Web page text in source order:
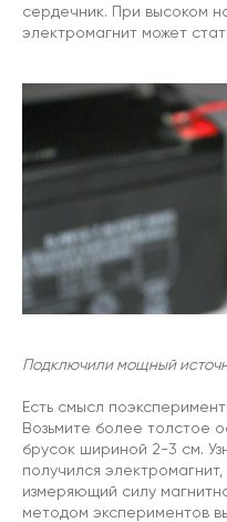
сердечник. При высоком
электромагнит может
Подключили мощный
Есть смысл
Возьмите более толстое
брусок шириной 2-3 см.
получился
измеряющий силу
методом экспериментов